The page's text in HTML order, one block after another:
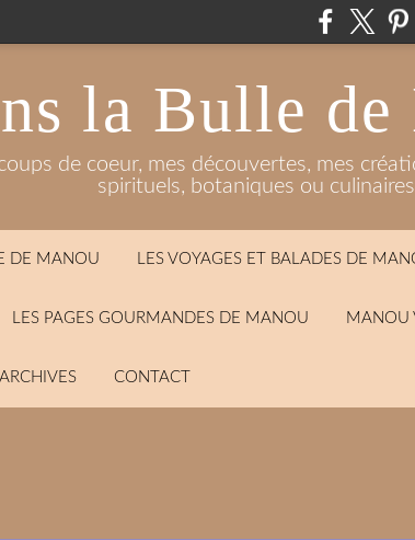
la Bulle de
de coeur, mes découvertes, mes
spirituels, botaniques ou
DE MANOU LES VOYAGES ET BALADES DE
LES PAGES GOURMANDES DE MANOU MANOU
ARCHIVES CONTACT